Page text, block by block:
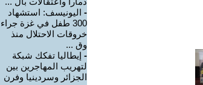
- اليونيسف: استشهاد
300 طفل في غزة جراء
خروقات الاحتلال منذ
وق ...
- إيطاليا تفكك شبكة
لتهريب المهاجرين بين
الجزائر وسردينيا وفرن